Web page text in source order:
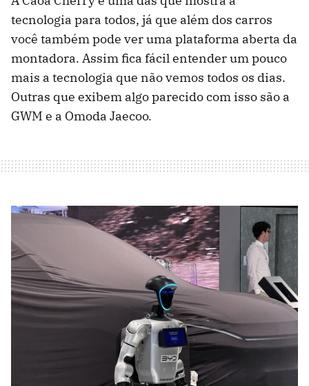
tecnologia para todos, já que além dos carros
você também pode ver uma plataforma aberta da
montadora. Assim fica fácil entender um pouco
mais a tecnologia que não vemos todos os dias.
Outras que exibem algo parecido com isso são a
GWM e a Omoda Jaecoo.